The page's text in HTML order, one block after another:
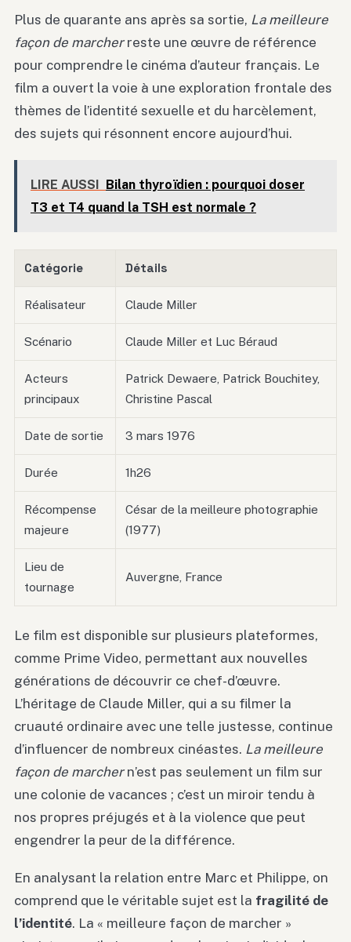
Plus de quarante ans après sa sortie, La meilleure
façon de marcherreste une œuvre de référence
pour comprendre le cinéma d’auteur français. Le
film a ouvert la voie à une exploration frontale des
thèmes de l’identité sexuelle et du harcèlement,
des sujets qui résonnent encore aujourd’hui.
LIRE AUSSI Bilan thyroïdien : pourquoi doser
T3 et T4 quand la TSH est normale ?
Catégorie Détails
Réalisateur Claude Miller
Scénario Claude Miller et Luc Béraud
Acteurs
principaux
Patrick Dewaere, Patrick Bouchitey,
Christine Pascal
Date de sortie 3 mars 1976
Durée 1h26
Récompense
majeure
César de la meilleure photographie
(1977)
Lieu de
tournage
Auvergne, France
Le film est disponible sur plusieurs plateformes,
comme Prime Video, permettant aux nouvelles
générations de découvrir ce chef-d’œuvre.
L’héritage de Claude Miller, qui a su filmer la
cruauté ordinaire avec une telle justesse, continue
d’influencer de nombreux cinéastes. La meilleure
façon de marchern’est pas seulement un film sur
une colonie de vacances ; c’est un miroir tendu à
nos propres préjugés et à la violence que peut
engendrer la peur de la différence.
En analysant la relation entre Marc et Philippe, on
comprend que le véritable sujet est la fragilité de
l’identité. La « meilleure façon de marcher »